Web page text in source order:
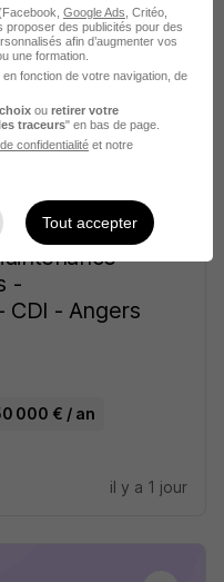
il y a 1 jour
-
CDI - Angers
000 € / an
il y a 1 jour
Google Ads , Critéo,
proposer des publicités pour des
afin d’augmenter vos
une formation.
fonction de votre navigation, de
ou retirer votre
traceurs" en bas de page.
confidentialité et notre
Tout accepter